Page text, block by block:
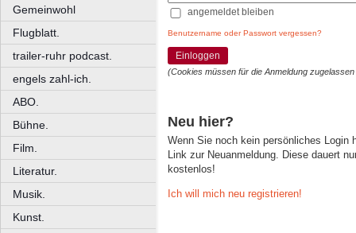
Gemeinwohl
Flugblatt.
trailer-ruhr podcast.
engels zahl-ich.
ABO.
Bühne.
Film.
Literatur.
Musik.
Kunst.
angemeldet bleiben
Benutzername oder Passwort vergessen?
Einloggen
(Cookies müssen für die Anmeldung
Neu hier?
Wenn Sie noch kein persönliches Login
Link zur Neuanmeldung. Diese dauert
kostenlos!
Ich will mich neu registrieren!